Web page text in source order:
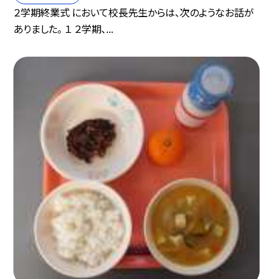
２学期終業式 において校長先生からは、次のようなお話が
ありました。 １ ２学期、...